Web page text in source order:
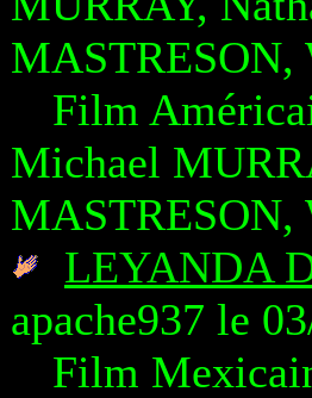
MASTRESON,
Film
Michael
MASTRESON,
LEYANDA
apache937 le
Film